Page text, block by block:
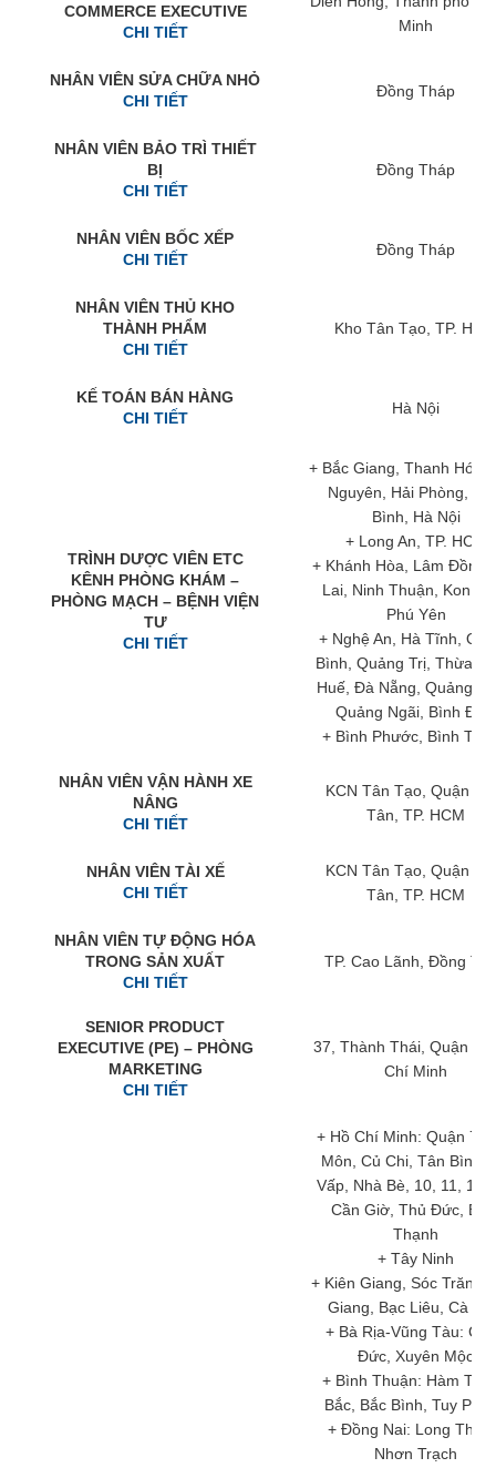
COMMERCE EXECUTIVE
CHI TIẾT
Minh
NHÂN VIÊN SỬA CHỮA NHỎ
CHI TIẾT
Đồng Tháp
NHÂN VIÊN BẢO TRÌ THIẾT
BỊ
CHI TIẾT
Đồng Tháp
NHÂN VIÊN BỐC XẾP
CHI TIẾT
Đồng Tháp
NHÂN VIÊN THỦ KHO
THÀNH PHẨM
CHI TIẾT
Kho Tân Tạo, TP.
KẾ TOÁN BÁN HÀNG
CHI TIẾT
Hà Nội
TRÌNH DƯỢC VIÊN ETC
KÊNH PHÒNG KHÁM –
PHÒNG MẠCH – BỆNH VIỆN
TƯ
CHI TIẾT
+ Bắc Giang, Thanh Hóa,
Nguyên, Hải Phòng,
Bình, Hà Nội
+ Long An, TP. HCM
+ Khánh Hòa, Lâm Đồng,
Lai, Ninh Thuận, Kon
Phú Yên
+ Nghệ An, Hà Tĩnh,
Bình, Quảng Trị, Thừa
Huế, Đà Nẵng, Quảng
Quảng Ngãi, Bình Định
+ Bình Phước, Bình
NHÂN VIÊN VẬN HÀNH XE
NÂNG
CHI TIẾT
KCN Tân Tạo, Quận
Tân, TP. HCM
NHÂN VIÊN TÀI XẾ
CHI TIẾT
KCN Tân Tạo, Quận
Tân, TP. HCM
NHÂN VIÊN TỰ ĐỘNG HÓA
TRONG SẢN XUẤT
CHI TIẾT
TP. Cao Lãnh, Đồng
SENIOR PRODUCT
EXECUTIVE (PE) – PHÒNG
MARKETING
CHI TIẾT
37, Thành Thái, Quận
Chí Minh
+ Hồ Chí Minh: Quận 7,
Môn, Củ Chi, Tân Bình,
Vấp, Nhà Bè, 10, 11, 1,
Cần Giờ, Thủ Đức,
Thạnh
+ Tây Ninh
+ Kiên Giang, Sóc Trăng,
Giang, Bạc Liêu, Cà
+ Bà Rịa-Vũng Tàu:
Đức, Xuyên Mộc
+ Bình Thuận: Hàm
Bắc, Bắc Bình, Tuy
+ Đồng Nai: Long
Nhơn Trạch